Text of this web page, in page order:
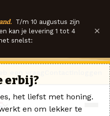
T/m 10 augustus zijn
kan je levering 1 tot 4
snelst:
×
erbij?
het liefst met honing.
en om lekker te